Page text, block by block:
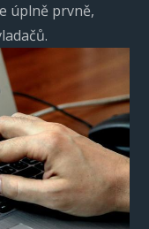
úplně prvně,